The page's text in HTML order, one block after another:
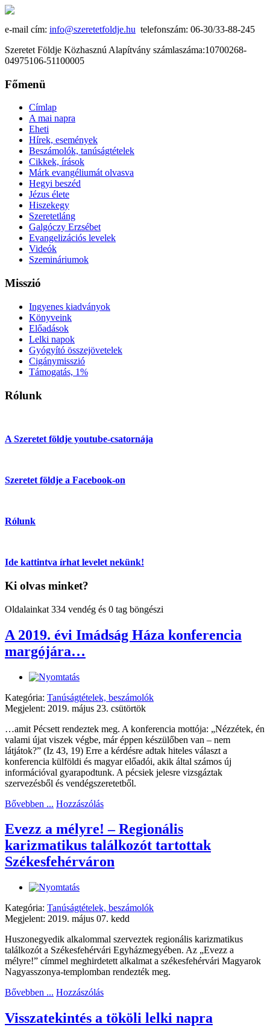
e-mail cím: info@szeretetfoldje.hu telefonszám: 06-30/33-88-245
Szeretet Földje Közhasznú Alapítvány számlaszáma:10700268-
04975106-51100005
Főmenü
Címlap
A mai napra
Eheti
Hírek, események
Beszámolók, tanúságtételek
Cikkek, írások
Márk evangéliumát olvasva
Hegyi beszéd
Jézus élete
Hiszekegy
Szeretetláng
Galgóczy Erzsébet
Evangelizációs levelek
Videók
Szemináriumok
Misszió
Ingyenes kiadványok
Könyveink
Előadások
Lelki napok
Gyógyító összejövetelek
Cigánymisszió
Támogatás, 1%
Rólunk
A Szeretet földje youtube-csatornája
Szeretet földje a Facebook-on
Rólunk
Ide kattintva írhat levelet nekünk!
Ki olvas minket?
Oldalainkat 334 vendég és 0 tag böngészi
A 2019. évi Imádság Háza konferencia
margójára…
Kategória: Tanúságtételek, beszámolók
Megjelent: 2019. május 23. csütörtök
…amit Pécsett rendeztek meg. A konferencia mottója: „Nézzétek, én
valami újat viszek végbe, már éppen készülőben van – nem
látjátok?” (Iz 43, 19) Erre a kérdésre adtak hiteles választ a
konferencia külföldi és magyar előadói, akik által számos új
információval gyarapodtunk. A pécsiek jelesre vizsgáztak
szervezésből és vendégszeretetből.
Bővebben ... Hozzászólás
Evezz a mélyre! – Regionális
karizmatikus találkozót tartottak
Székesfehérváron
Kategória: Tanúságtételek, beszámolók
Megjelent: 2019. május 07. kedd
Huszonegyedik alkalommal szerveztek regionális karizmatikus
találkozót a Székesfehérvári Egyházmegyében. Az „Evezz a
mélyre!” címmel meghirdetett alkalmat a székesfehérvári Magyarok
Nagyasszonya-templomban rendezték meg.
Bővebben ... Hozzászólás
Visszatekintés a tököli lelki napra